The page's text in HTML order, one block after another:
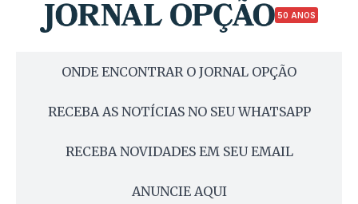
50 ANOS
ONDE ENCONTRAR O JORNAL OPÇÃO
RECEBA AS NOTÍCIAS NO SEU WHATSAPP
RECEBA NOVIDADES EM SEU EMAIL
ANUNCIE AQUI